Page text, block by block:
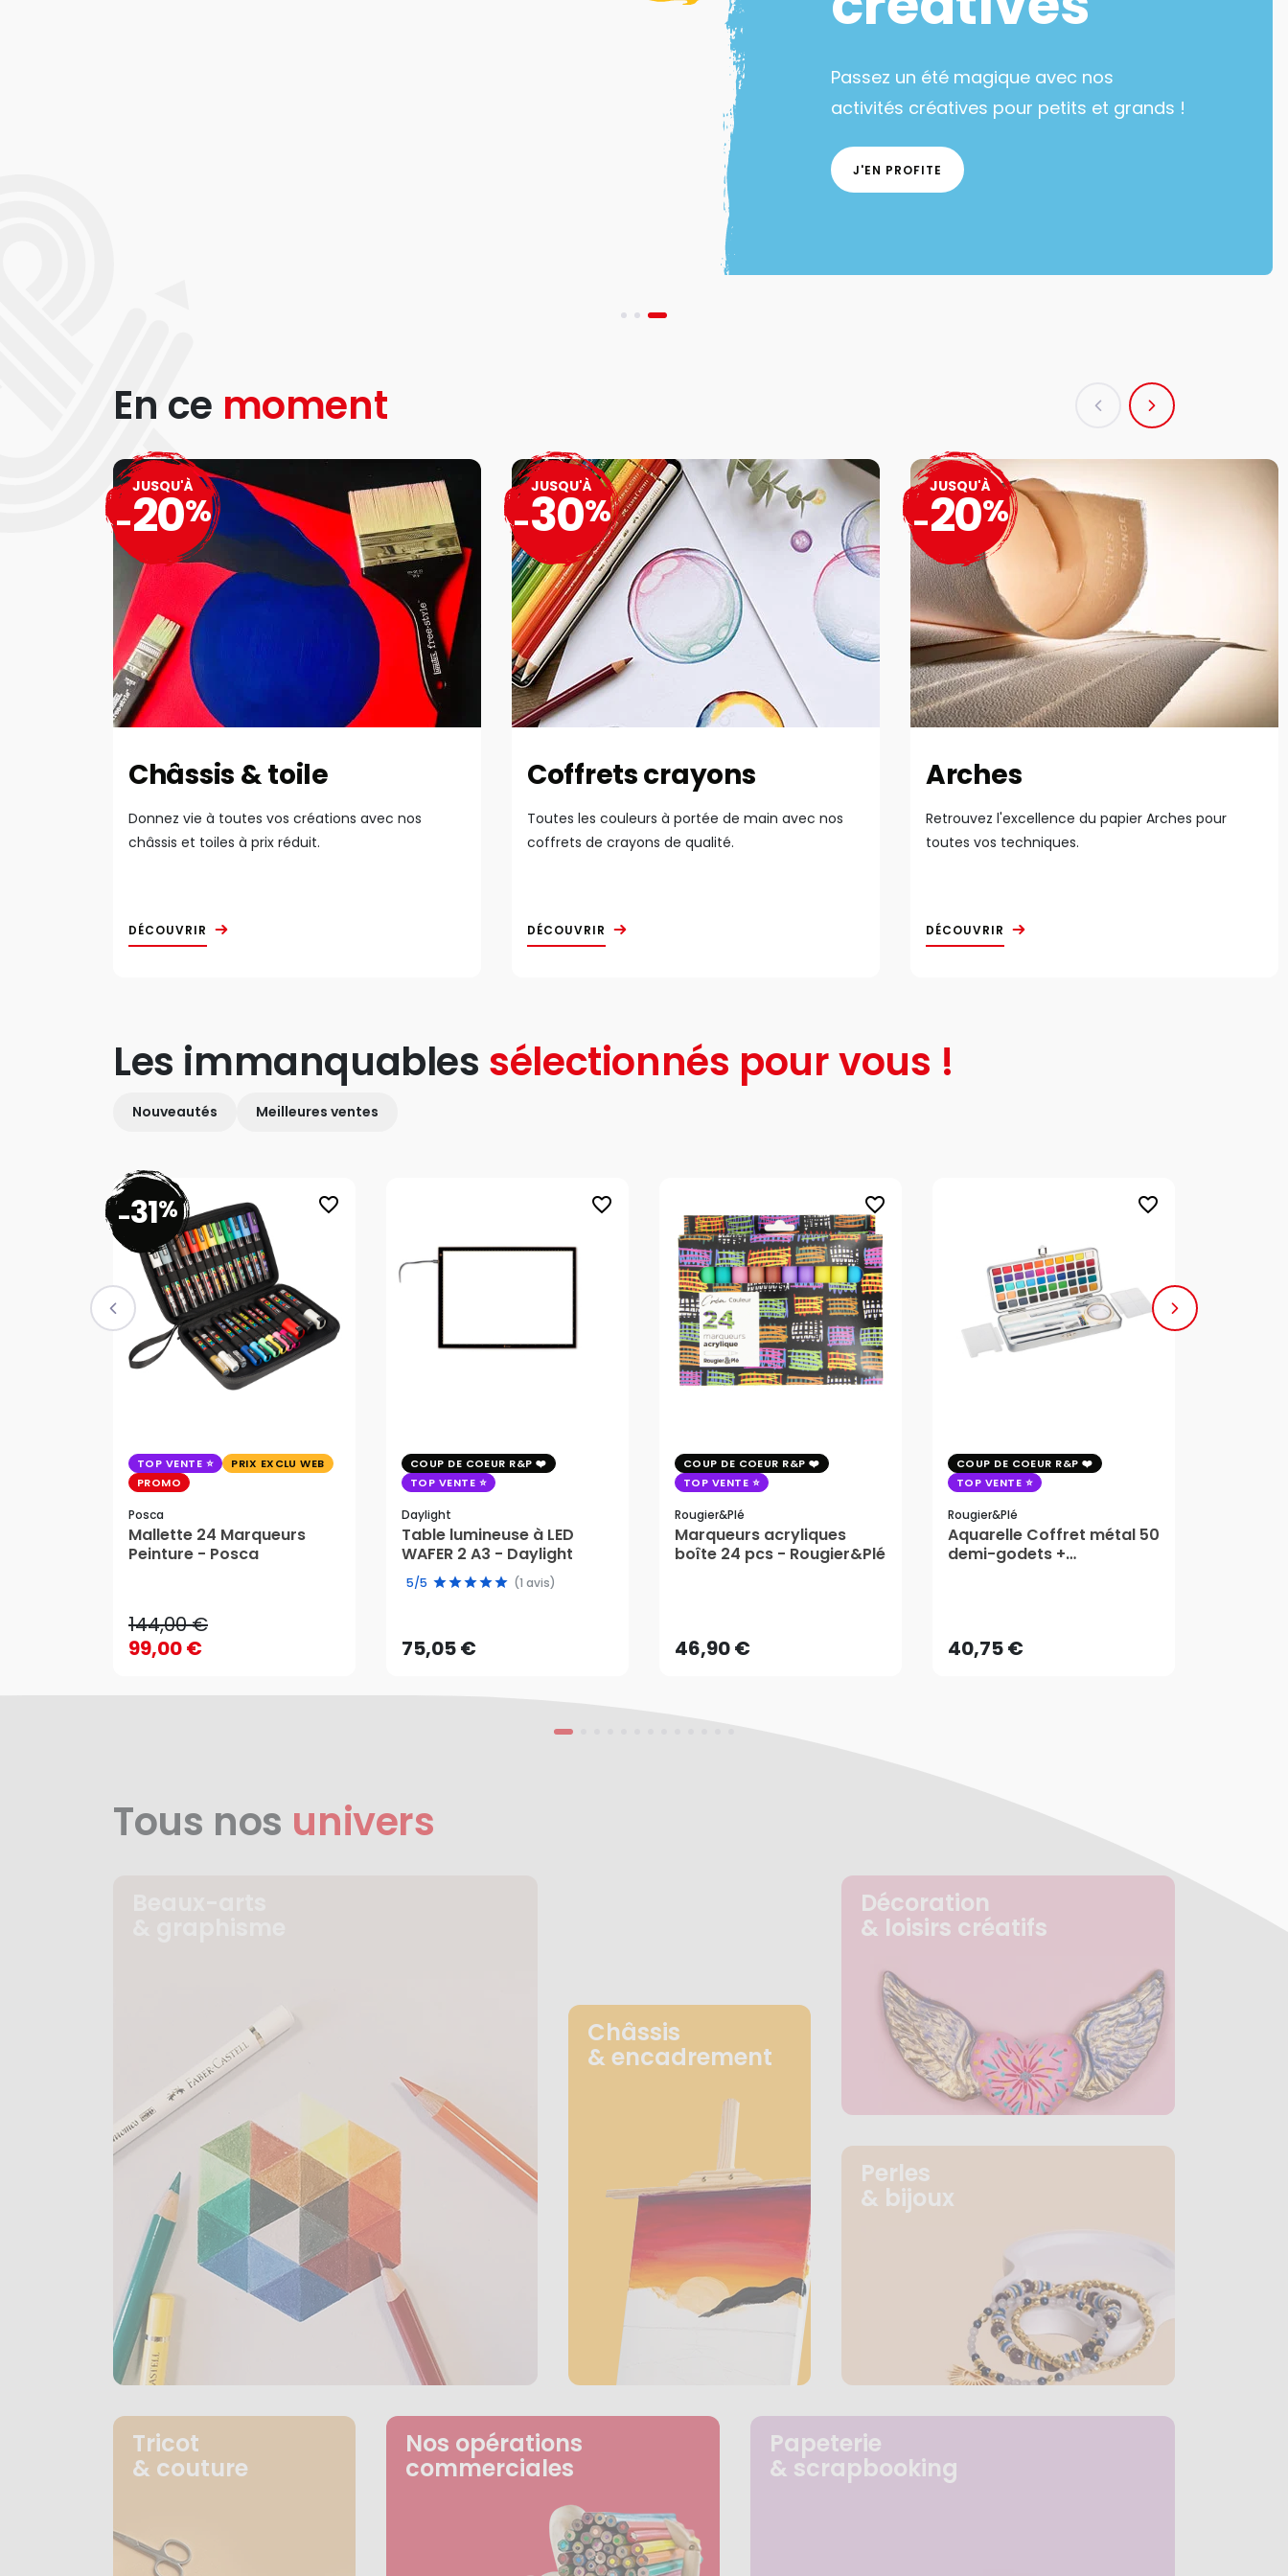
Passez un été magique avec nos
activités créatives pour petits et grands !
J'EN PROFITE
En ce moment
Châssis & toile
Donnez vie à toutes vos créations avec nos
châssis et toiles à prix réduit.
DÉCOUVRIR
JUSQU'À
-20%
Coffrets crayons
Toutes les couleurs à portée de main avec nos
coffrets de crayons de qualité.
DÉCOUVRIR
JUSQU'À
-30%
Arches
Retrouvez l'excellence du papier Arches pour
toutes vos techniques.
DÉCOUVRIR
JUSQU'À
-20%
Les immanquables sélectionnés pour vous !
Nouveautés Meilleures ventes
favorite_border
-31%
TOP VENTE
PRIX EXCLU WEB
PROMO
Posca
Mallette 24 Marqueurs
Peinture - Posca
144,00 €
99,00 €
144,00 €
favorite_border
COUP DE COEUR R&P
TOP VENTE
Daylight
Table lumineuse à LED
WAFER 2 A3 - Daylight
5/5 (1 avis)
75,05 €
75,05 €
favorite_border
COUP DE COEUR R&P
TOP VENTE
Rougier&plé
Marqueurs acryliques
boîte 24 pcs - Rougier&Plé
46,90 €AJOUTER AU PANIER
favorite_border
COUP DE COEUR R&P
TOP VENTE
Rougier&plé
Aquarelle Coffret métal 50
demi-godets +
40,75 €AJOUTER AU PANIER
Tous nos univers
Châssis
& encadrement
Décoration
& loisirs créatifs
Perles
& bijoux
Tricot
& couture
Nos opérations
commerciales
Papeterie
& scrapbooking